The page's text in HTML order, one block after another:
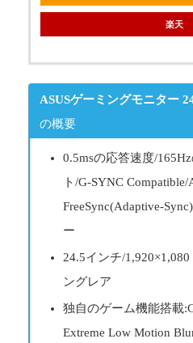
楽天
ASUSゲーミングモニター
の概要
0.5msの応答速度/
ト/G-SYNC
FreeSync(Adaptive-
ー
24.5インチ/
ングレア
独自のゲーム機能搭載
Extreme Low Motion